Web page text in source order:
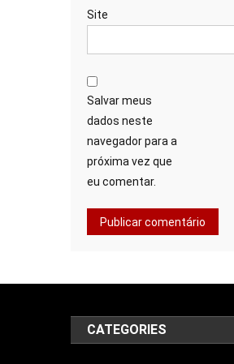
Site
Salvar meus
dados neste
navegador para a
próxima vez que
eu comentar.
CATEGORIES